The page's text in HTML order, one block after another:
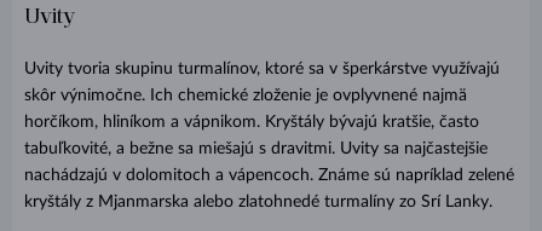
Uvity
Uvity tvoria skupinu turmalínov, ktoré sa v šperkárstve využívajú
skôr výnimočne. Ich chemické zloženie je ovplyvnené najmä
horčíkom, hliníkom a vápnikom. Kryštály bývajú kratšie, často
tabuľkovité, a bežne sa miešajú s dravitmi. Uvity sa najčastejšie
nachádzajú v dolomitoch a vápencoch. Známe sú napríklad zelené
kryštály z Mjanmarska alebo zlatohnedé turmalíny zo Srí Lanky.